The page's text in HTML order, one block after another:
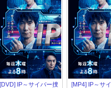
[DVD] IP～サイバー捜
[MP4] IP～サ